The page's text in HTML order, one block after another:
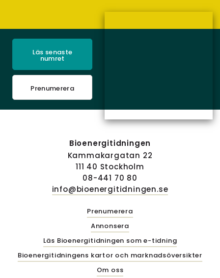
Läs senaste
numret
Prenumerera
Bioenergitidningen
Kammakargatan 22
111 40 Stockholm
08-441 70 80
info@bioenergitidningen.se
Prenumerera
Annonsera
Läs Bioenergitidningen som e-tidning
Bioenergitidningens kartor och marknadsöversikter
Om oss